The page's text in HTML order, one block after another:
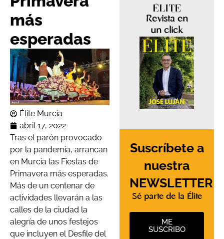
más
esperadas
Élite Murcia
abril 17, 2022
Tras el parón provocado
por la pandemia, arrancan
en Murcia las Fiestas de
Primavera más esperadas.
Más de un centenar de
actividades llevarán a las
calles de la ciudad la
alegría de unos festejos
que incluyen el Desfile del
Revista en
un click
Suscríbete a
nuestra
NEWSLETTER
Sé parte de la Élite
ME
SUSCRIBO